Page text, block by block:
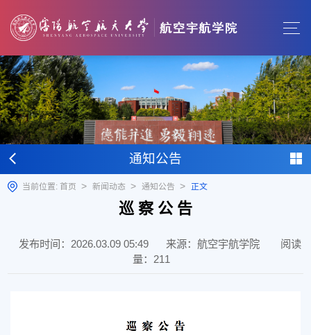
通知公告
当前位置: 首页 > 新闻动态 > 通知公告 > 正文
巡 察 公 告
发布时间：2026.03.09 05:49 来源：航空宇航学院
阅读
量： 211